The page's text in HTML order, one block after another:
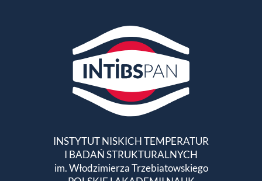
INSTYTUT NISKICH TEMPERATUR
I BADAŃ STRUKTURALNYCH
im. Włodzimierza Trzebiatowskiego